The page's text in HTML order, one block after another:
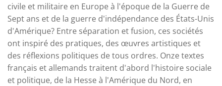
civile et militaire en Europe à l'époque de la Guerre de
Sept ans et de la guerre d'indépendance des États-Unis
d'Amérique? Entre séparation et fusion, ces sociétés
ont inspiré des pratiques, des œuvres artistiques et
des réflexions politiques de tous ordres. Onze textes
français et allemands traitent d'abord l'histoire sociale
et politique, de la Hesse à l'Amérique du Nord, en